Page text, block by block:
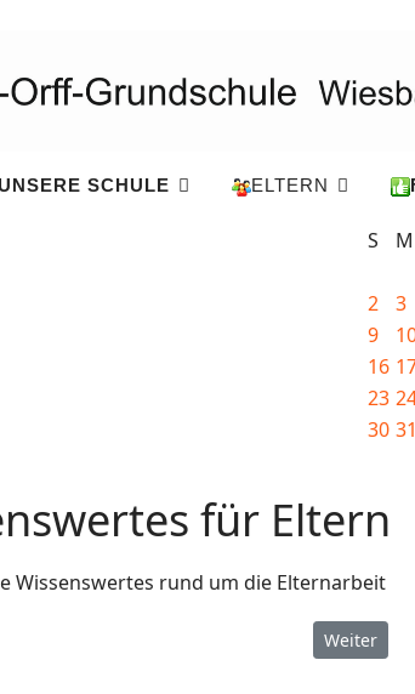
UNSERE SCHULE ELTERN
S M
2
3
9
16
23
30 31
für Eltern
Wissenswertes rund um die Elternarbeit
Nächster
Weiter